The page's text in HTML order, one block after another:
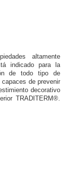
altamente
indicado para la
de todo tipo de
de prevenir
decorativo
TRADITERM®.